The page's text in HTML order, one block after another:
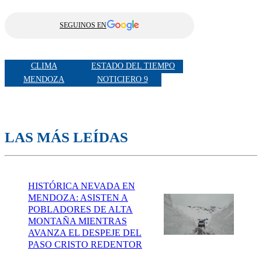
SEGUINOS EN
CLIMA
ESTADO DEL TIEMPO
MENDOZA
NOTICIERO 9
LAS MÁS LEÍDAS
HISTÓRICA NEVADA EN
MENDOZA: ASISTEN A
POBLADORES DE ALTA
MONTAÑA MIENTRAS
AVANZA EL DESPEJE DEL
PASO CRISTO REDENTOR